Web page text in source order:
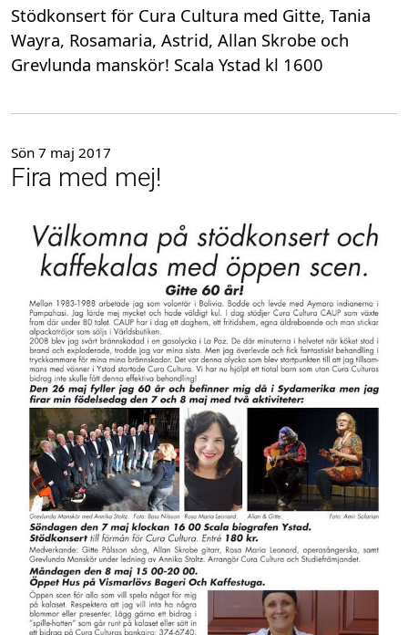
Stödkonsert för Cura Cultura med Gitte, Tania
Wayra, Rosamaria, Astrid, Allan Skrobe och
Grevlunda manskör! Scala Ystad kl 1600
Sön 7 maj 2017
Fira med mej!